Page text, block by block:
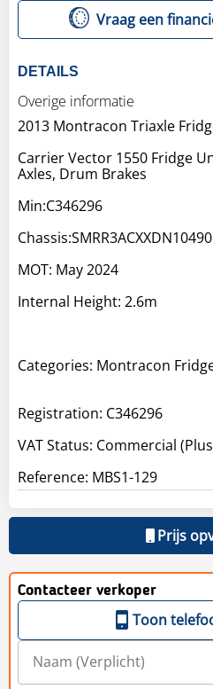
Vraag een
DETAILS
Overige informatie
2013 Montracon Triaxle
Carrier Vector 1550 Fridge
Axles, Drum Brakes
Min:C346296
MOT: May 2024
Internal Height: 2.6m
Categories: Montracon
Registration: C346296
VAT Status: Commercial
Reference: MBS1-129
Prijs
Contacteer verkoper
Toon